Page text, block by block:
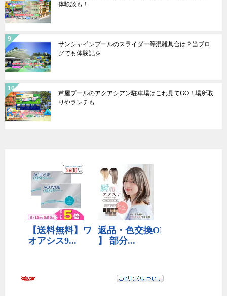
体験談も！
サンシャインプールのスライダー等混雑具合は？当ブロ
グでも体験記を
芦屋プールのアクアシアン駐車場はこれ見てGO！場所取
りやランチも